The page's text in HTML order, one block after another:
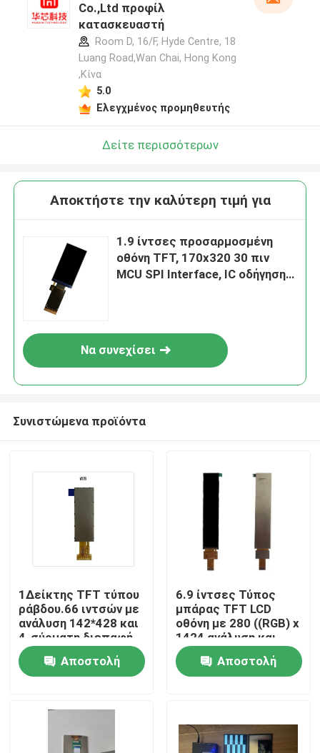
Σπίτι
Co.,Ltd προφίλ
κατασκευαστή
Room D, 16/F, Hyde Centre, 18
Luang Road,Wan Chai, Hong Kong
,Κίνα
5.0
Ελεγχμένος προμηθευτής
Δείτε περισσότερων
Αποκτήστε την καλύτερη τιμή για
1.9 ίντσες προσαρμοσμένη
οθόνη TFT, 170x320 30 πιν
MCU SPI Interface, IC οδήγησης
Να συνεχίσει
Συνιστώμενα προϊόντα
1Δείκτης TFT τύπου
ράβδου.66 ιντσών με
ανάλυση 142*428 και
4-σύρματη διεπαφή
SPI Driving IC NV3007
Αποστολή
6.9 ίντσες Τύπος
μπάρας TFT LCD
οθόνη με 280 ((RGB) x
1424 ανάλυση και
MIPI διεπαφή για
βιομηχανική χρήση
Αποστολή